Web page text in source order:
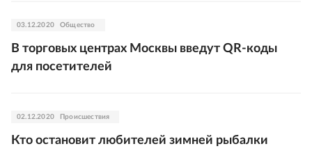
03.12.2020 Общество
В торговых центрах Москвы введут QR-коды
для посетителей
02.12.2020 Происшествия
Кто остановит любителей зимней рыбалки